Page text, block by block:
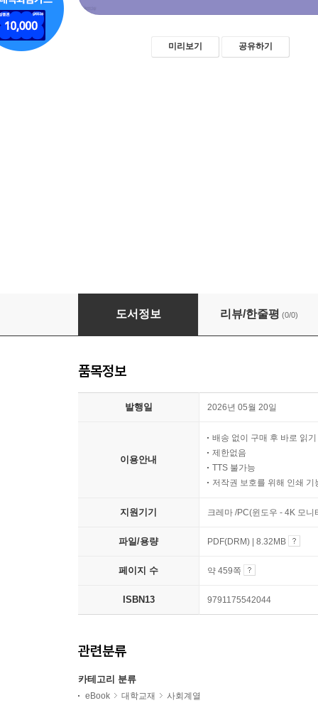
미리보기 공유하기
사회복지역사
도서정보 리뷰/한줄평 (0/0)
품목정보
발행일 2026년 05월 20일
이용안내
배송 없이 구매 후 바로 읽기
제한없음
TTS 불가능
저작권 보호를 위해 인쇄 기
지원기기 크레마 /PC(윈도우 - 4K 모
파일/용량 PDF(DRM) | 8.32MB
페이지 수 약 459쪽
ISBN13 9791175542044
관련분류
카테고리 분류
eBook 대학교재 사회계열